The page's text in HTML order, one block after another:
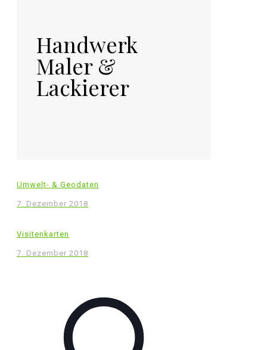
Handwerk
Maler &
Lackierer
Umwelt- & Geodaten
7. Dezember 2018
Visitenkarten
7. Dezember 2018